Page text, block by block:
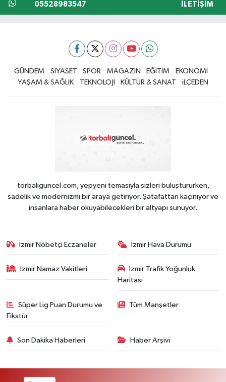
05528983547 İLETIŞIM
GÜNDEM SİYASET SPOR MAGAZİN EĞİTİM
EKONOMİ
YAŞAM & SAĞLIK
TEKNOLOJİ KÜLTÜR & SANAT iLÇEDEN
torbaliguncel.com, yepyeni temasıyla sizleri buluştururken,
sadelik ve modernizmi bir araya getiriyor. Şatafattan kaçınıyor ve
insanlara haber okuyabilecekleri bir altyapı sunuyor.
İzmir Nöbetçi Eczaneler İzmir Hava Durumu
İzmir Namaz Vakitleri
İzmir Trafik Yoğunluk
Haritası
Süper Lig Puan Durumu ve
Fikstür
Tüm Manşetler
Son Dakika Haberleri Haber Arşivi